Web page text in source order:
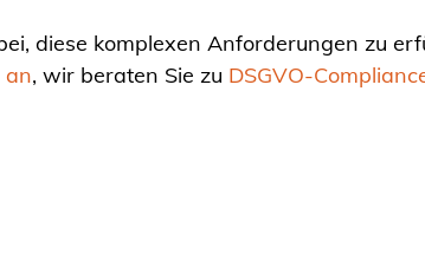
diese komplexen Anforderungen zu
an, wir beraten Sie zu DSGVO-